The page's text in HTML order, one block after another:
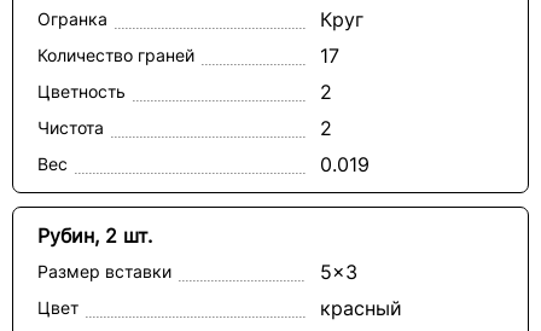
Огранка Круг
Количество граней 17
Цветность 2
Чистота 2
Вес 0.019
Рубин, 2 шт.
Размер вставки 5x3
Цвет красный